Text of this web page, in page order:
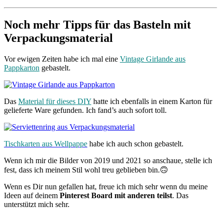
Noch mehr Tipps für das Basteln mit
Verpackungsmaterial
Vor ewigen Zeiten habe ich mal eine Vintage Girlande aus
Pappkarton gebastelt.
Das Material für dieses DIY hatte ich ebenfalls in einem Karton für
gelieferte Ware gefunden. Ich fand’s auch sofort toll.
Tischkarten aus Wellpappe habe ich auch schon gebastelt.
Wenn ich mir die Bilder von 2019 und 2021 so anschaue, stelle ich
fest, dass ich meinem Stil wohl treu geblieben bin.🙃
Wenn es Dir nun gefallen hat, freue ich mich sehr wenn du meine
Ideen auf deinem Pinterest Board mit anderen teilst. Das
unterstützt mich sehr.